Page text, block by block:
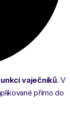
vaječníků. V
přímo do